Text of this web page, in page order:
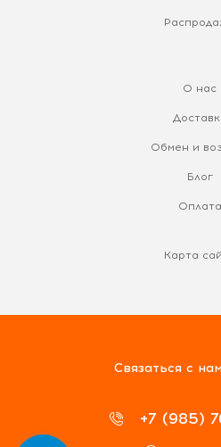
О нас
Обмен и
Блог
Оплата
Карта
Связаться с
+7 (985)